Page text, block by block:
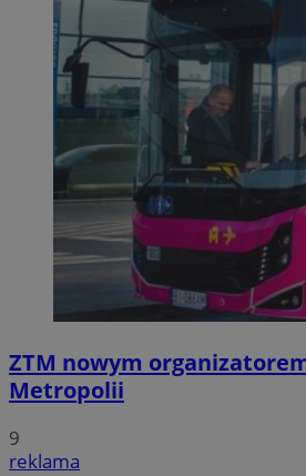
ZTM nowym
Metropolii
9
reklama